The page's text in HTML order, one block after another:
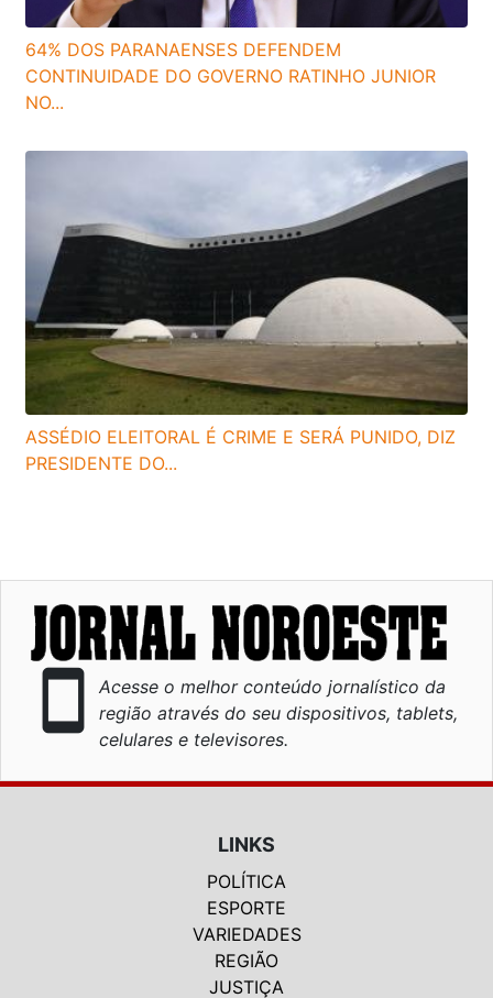
64% DOS PARANAENSES DEFENDEM
CONTINUIDADE DO GOVERNO RATINHO JUNIOR
NO...
ASSÉDIO ELEITORAL É CRIME E SERÁ PUNIDO, DIZ
PRESIDENTE DO...
smartphone
Acesse o melhor conteúdo jornalístico da
região através do seu dispositivos, tablets,
celulares e televisores.
LINKS
POLÍTICA
ESPORTE
VARIEDADES
REGIÃO
JUSTIÇA